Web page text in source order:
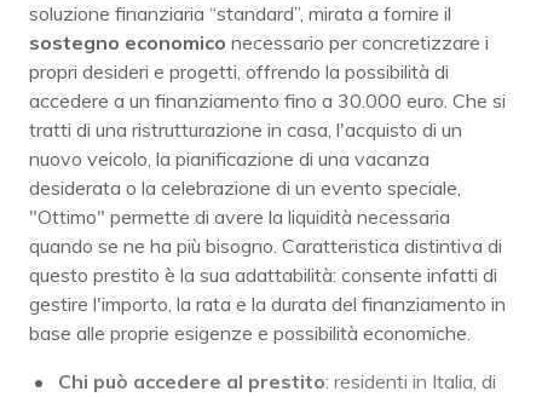
soluzione finanziaria “standard”, mirata a fornire il
sostegno economico necessario per concretizzare i
propri desideri e progetti, offrendo la possibilità di
accedere a un finanziamento fino a 30.000 euro. Che si
tratti di una ristrutturazione in casa, l'acquisto di un
nuovo veicolo, la pianificazione di una vacanza
desiderata o la celebrazione di un evento speciale,
"Ottimo" permette di avere la liquidità necessaria
quando se ne ha più bisogno. Caratteristica distintiva di
questo prestito è la sua adattabilità: consente infatti di
gestire l'importo, la rata e la durata del finanziamento in
base alle proprie esigenze e possibilità economiche.
Chi può accedere al prestito: residenti in Italia, di